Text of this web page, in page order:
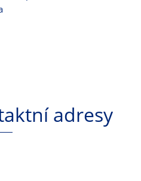
adresy